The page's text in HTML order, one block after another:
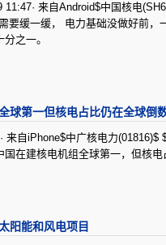
11:47· 来自Android$中国核电
要缓一缓， 电力基础没做好前
分之一。
球第一但核电占比仍在全球倒
来自iPhone$中广核电力
在建核电机组全球第一，但核电
阳能和风电项目